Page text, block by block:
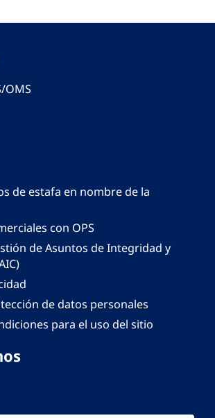
OMS
de estafa en nombre de la
con OPS
de Asuntos de Integridad y
de datos personales
para el uso del sitio